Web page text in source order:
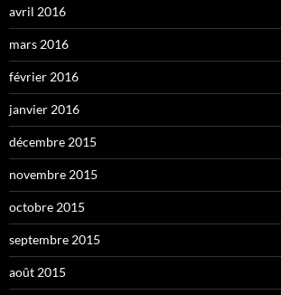
avril 2016
mars 2016
février 2016
janvier 2016
décembre 2015
novembre 2015
octobre 2015
septembre 2015
août 2015